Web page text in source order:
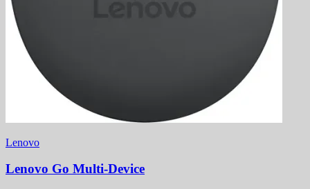
Lenovo
Lenovo Go Multi-Device